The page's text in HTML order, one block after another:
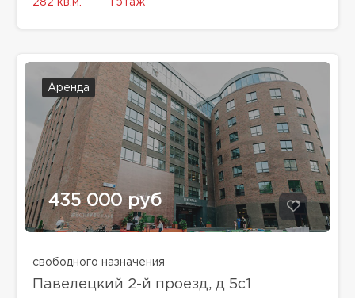
282 кв.м. 1 этаж
Аренда
435 000 руб
свободного назначения
Павелецкий 2-й проезд, д 5с1